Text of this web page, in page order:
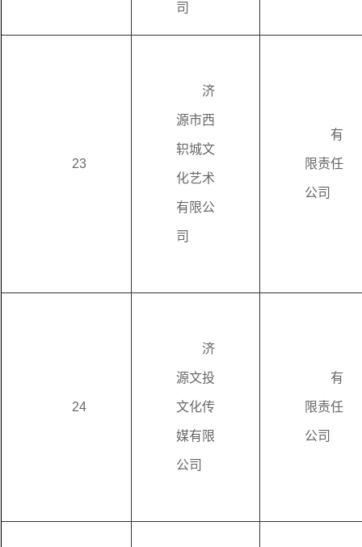
司
23
济
源市西
轵城文
化艺术
有限公
司
有
限责任
公司
24
济
源文投
文化传
媒有限
公司
有
限责任
公司